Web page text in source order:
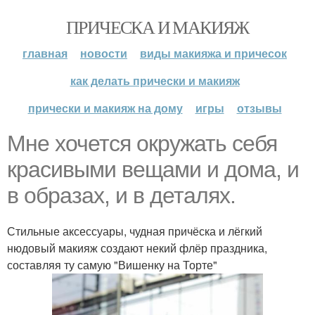
ПРИЧЕСКА И МАКИЯЖ
главная новости
виды макияжа и причесок
как делать прически и макияж
прически и макияж на дому
игры отзывы
Мне хочется окружать себя
красивыми вещами и дома, и
в образах, и в деталях.
Стильные аксессуары, чудная причёска и лёгкий
нюдовый макияж создают некий флёр праздника,
составляя ту самую "Вишенку на Торте"